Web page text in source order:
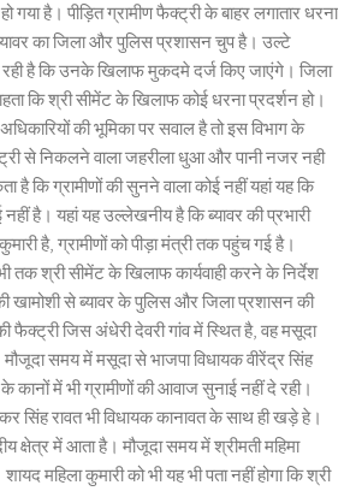
हो गया है। पीड़ित ग्रामीण फैक्ट्री के बाहर लगातार धरना
का जिला और पुलिस प्रशासन चुप है। उल्टे
रही है कि उनके खिलाफ मुकदमे दर्ज किए जाएंगे। जिला
कि श्री सीमेंट के खिलाफ कोई धरना प्रदर्शन हो।
की भूमिका पर सवाल है तो इस विभाग के
से निकलने वाला जहरीला धुआ और पानी नजर नही
है कि ग्रामीणों की सुनने वाला कोई नहीं यहां यह कि
नहीं है। यहां यह उल्लेखनीय है कि ब्यावर की प्रभारी
है, ग्रामीणों को पीड़ा मंत्री तक पहुंच गई है।
तक श्री सीमेंट के खिलाफ कार्यवाही करने के निर्देश
खामोशी से ब्यावर के पुलिस और जिला प्रशासन की
फैक्ट्री जिस अंधेरी देवरी गांव में स्थित है, वह मसूदा
समय में मसूदा से भाजपा विधायक वीरेंद्र सिंह
कानों में भी ग्रामीणों की आवाज सुनाई नहीं दे रही।
सिंह रावत भी विधायक कानावत के साथ ही खड़े हे।
क्षेत्र में आता है। मौजूदा समय में श्रीमती महिमा
महिला कुमारी को भी यह भी पता नहीं होगा कि श्री